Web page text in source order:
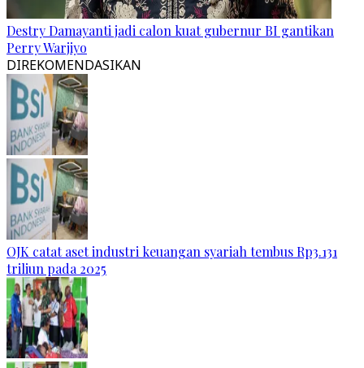
Destry Damayanti jadi calon kuat gubernur BI gantikan
Perry Warjiyo
DIREKOMENDASIKAN
OJK catat aset industri keuangan syariah tembus Rp3.131
triliun pada 2025